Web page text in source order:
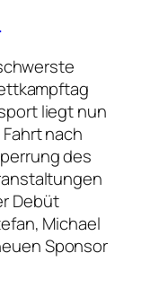
liegt nun
nach
des
Debüt
Michael
Sponsor